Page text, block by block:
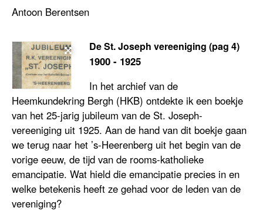
Antoon Berentsen
De St. Joseph vereeniging (pag 4)
1900 - 1925
In het archief van de
Heemkundekring Bergh (HKB) ontdekte ik een boekje
van het 25-jarig jubileum van de St. Joseph-
vereeniging uit 1925. Aan de hand van dit boekje gaan
we terug naar het ’s-Heerenberg uit het begin van de
vorige eeuw, de tijd van de rooms-katholieke
emancipatie. Wat hield die emancipatie precies in en
welke betekenis heeft ze gehad voor de leden van de
vereniging?